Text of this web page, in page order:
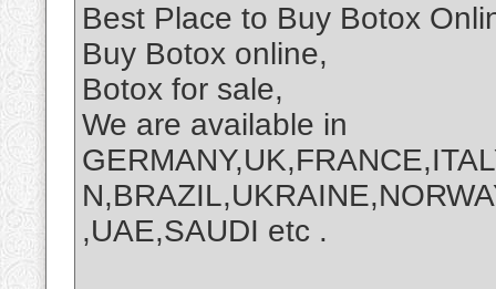
Best Place to Buy Botox
Buy Botox online,
Botox for sale,
We are available in
,UAE,SAUDI etc .